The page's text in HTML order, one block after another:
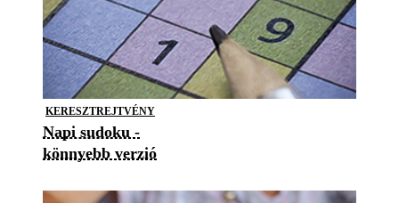
KERESZTREJTVÉNY
Napi sudoku -
könnyebb verzió